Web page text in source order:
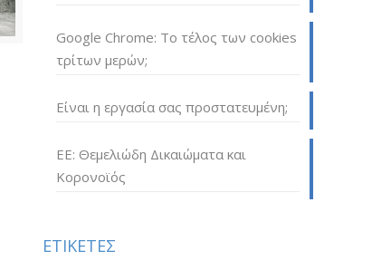
Google Chrome: Το τέλος των cookies
τρίτων μερών;
Είναι η εργασία σας προστατευμένη;
ΕΕ: Θεμελιώδη Δικαιώματα και
Κορονοϊός
ΕΤΙΚΕΤΕΣ